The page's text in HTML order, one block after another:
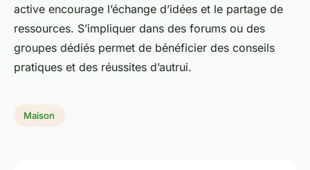
active encourage l’échange d’idées et le partage de
ressources. S’impliquer dans des forums ou des
groupes dédiés permet de bénéficier des conseils
pratiques et des réussites d’autrui.
Maison